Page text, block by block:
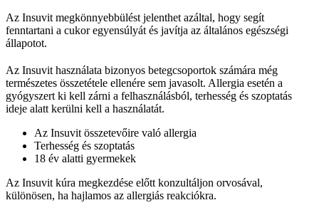
Az Insuvit megkönnyebbülést jelenthet azáltal, hogy segít
fenntartani a cukor egyensúlyát és javítja az általános egészségi
állapotot.
Az Insuvit használata bizonyos betegcsoportok számára még
természetes összetétele ellenére sem javasolt. Allergia esetén a
gyógyszert ki kell zárni a felhasználásból, terhesség és szoptatás
ideje alatt kerülni kell a használatát.
Az Insuvit összetevőire való allergia
Terhesség és szoptatás
18 év alatti gyermekek
Az Insuvit kúra megkezdése előtt konzultáljon orvosával,
különösen, ha hajlamos az allergiás reakciókra.